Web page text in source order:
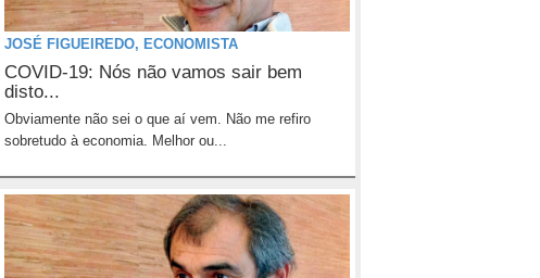
JOSÉ FIGUEIREDO, ECONOMISTA
COVID-19: Nós não vamos sair bem
disto...
Obviamente não sei o que aí vem. Não me refiro
sobretudo à economia. Melhor ou...